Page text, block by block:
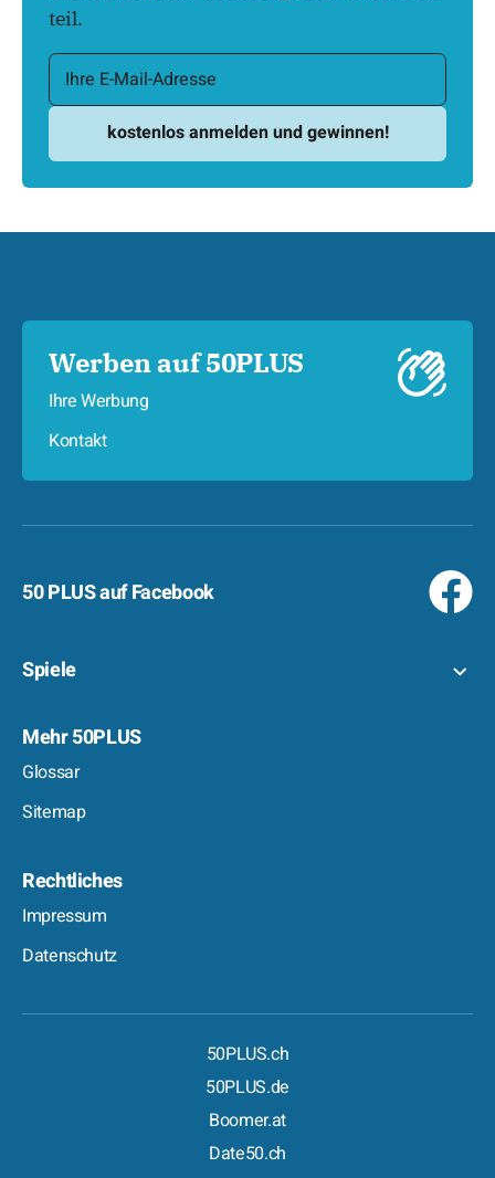
teil.
Werben auf 50PLUS
Ihre Werbung
Kontakt
50 PLUS auf Facebook
Spiele
Mehr 50PLUS
Glossar
Sitemap
Rechtliches
Impressum
Datenschutz
50PLUS.ch
50PLUS.de
Boomer.at
Date50.ch